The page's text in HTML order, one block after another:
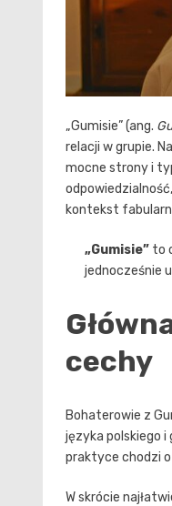
„Gumisie” (ang.
relacji w grupie.
mocne strony i
kontekst
„Gumisie” to
jednocześnie
cechy
Bohaterowie z
języka polskiego i
praktyce chodzi o
W skrócie